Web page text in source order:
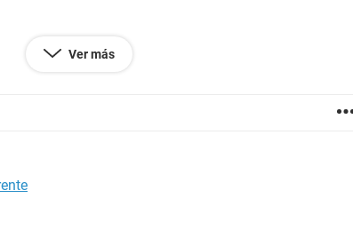
comprobar que no es la electricidad y la maquina se
Ver más